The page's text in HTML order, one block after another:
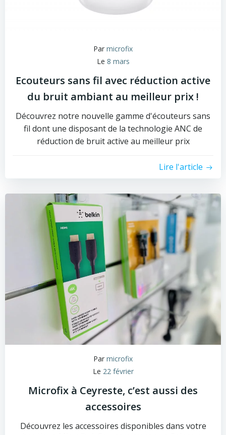
Par microfix
Le 8 mars
Ecouteurs sans fil avec réduction active
du bruit ambiant au meilleur prix !
Découvrez notre nouvelle gamme d'écouteurs sans
fil dont une disposant de la technologie ANC de
réduction de bruit active au meilleur prix
Lire l'article
Par microfix
Le 22 février
Microfix à Ceyreste, c’est aussi des
accessoires
Découvrez les accessoires disponibles dans votre